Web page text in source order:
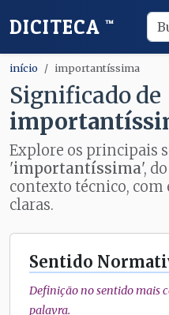
DICITECA ™
início importantíssima
Significado de
Explore os principais
'importantíssima',
contexto técnico, com
claras.
Sentido
Definição no sentido mais
palavra.